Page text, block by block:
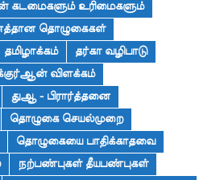
உரிமைகளும்
தொழுகைகள்
தமிழாக்கம்
தர்கா வழிபாடு
விளக்கம்
துஆ - பிரார்த்தனை
தொழுகை செயல்முறை
தொழுகையை பாதிக்காதவை
நற்பண்புகள் தீயபண்புகள்